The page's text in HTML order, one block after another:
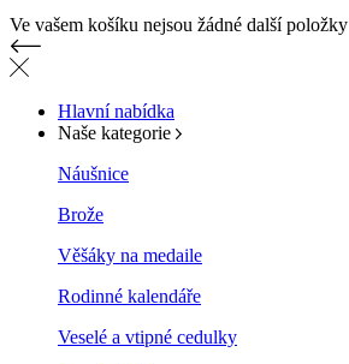
Ve vašem košíku nejsou žádné další položky
Hlavní nabídka
Naše kategorie
Náušnice
Brože
Věšáky na medaile
Rodinné kalendáře
Veselé a vtipné cedulky